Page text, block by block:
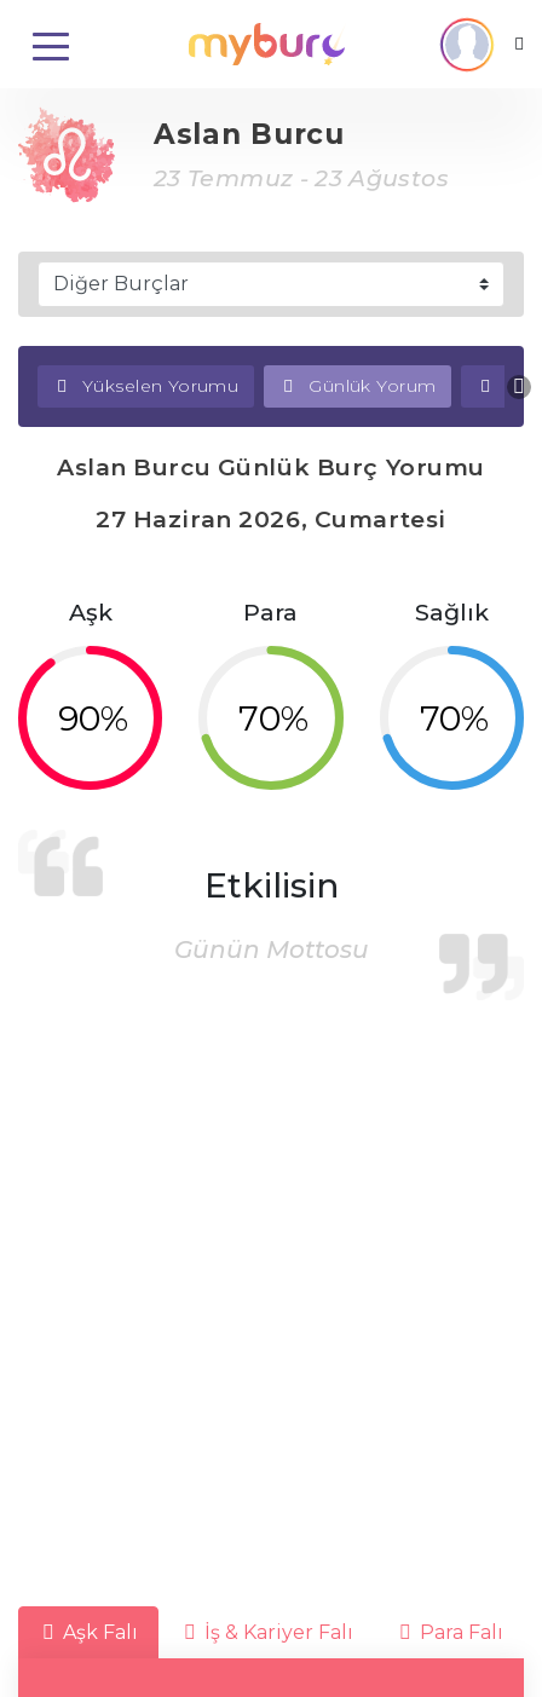
Aslan Burcu
23 Temmuz - 23 Ağustos
Yükselen Yorumu Günlük Yorum
Aslan Burcu Günlük Burç Yorumu
27 Haziran 2026, Cumartesi
Aşk
90%
Para
70%
Sağlık
70%
Etkilisin
Günün Mottosu
Aşk Falı İş & Kariyer Falı Para Falı